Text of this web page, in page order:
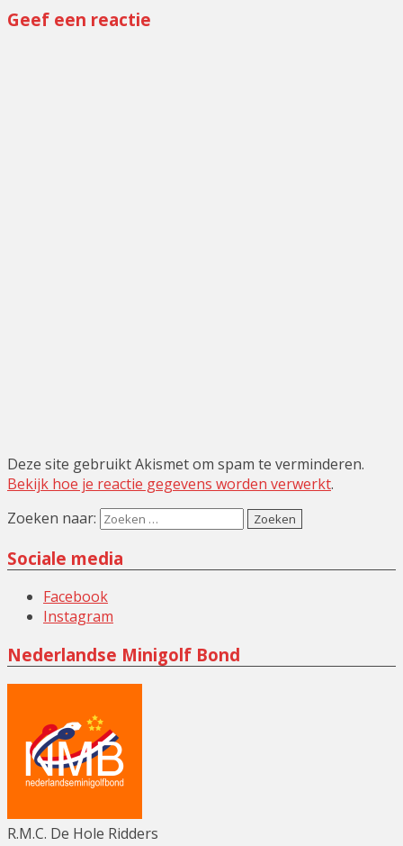
Geef een reactie
Deze site gebruikt Akismet om spam te verminderen.
Bekijk hoe je reactie gegevens worden verwerkt.
Zoeken naar:
Sociale media
Facebook
Instagram
Nederlandse Minigolf Bond
R.M.C. De Hole Ridders